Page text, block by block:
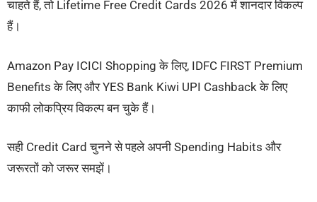
चाहते हैं, तो Lifetime Free Credit Cards 2026 में शानदार विकल्प
हैं।
Amazon Pay ICICI Shopping के लिए, IDFC FIRST Premium
Benefits के लिए और YES Bank Kiwi UPI Cashback के लिए
काफी लोकप्रिय विकल्प बन चुके हैं।
सही Credit Card चुनने से पहले अपनी Spending Habits और
जरूरतों को जरूर समझें।